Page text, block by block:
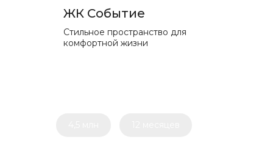
ЖК Событие
Стильное пространство для
комфортной жизни